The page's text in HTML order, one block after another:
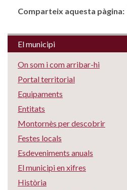
Comparteix aquesta pàgina:
El municipi
On som i com arribar-hi
Portal territorial
Equipaments
Entitats
Montornès per descobrir
Festes locals
Esdeveniments anuals
El municipi en xifres
Història